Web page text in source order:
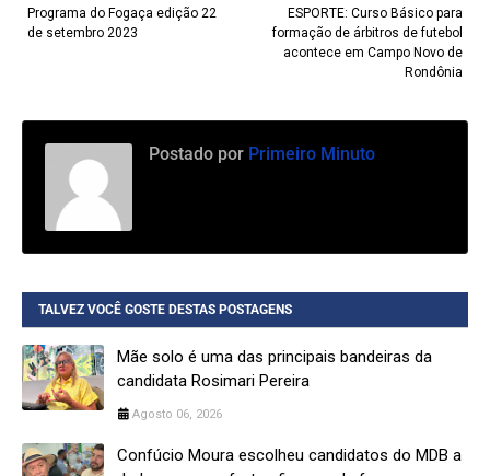
ESPORTE: Curso Básico para
formação de árbitros de futebol
acontece em Campo Novo de
Rondônia
Programa do Fogaça edição 22
de setembro 2023
Postado por Primeiro Minuto
TALVEZ VOCÊ GOSTE DESTAS POSTAGENS
Mãe solo é uma das principais bandeiras da
candidata Rosimari Pereira
Agosto 06, 2026
Confúcio Moura escolheu candidatos do MDB a